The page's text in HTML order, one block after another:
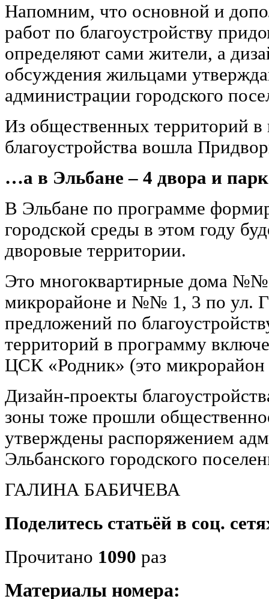
Напомним, что основной и
работ по благоустройству
определяют сами жители, а
обсуждения жильцами
администрации городского
Из общественных территорий
благоустройства вошла
…а в Эльбане – 4 двора и
В Эльбане по программе
городской среды в этом году
дворовые территории.
Это многоквартирные дома
микрорайоне и №№ 1, 3 по ул.
предложений по
территорий в программу
ЦСК «Родник» (это микрорайон
Дизайн-проекты
зоны тоже прошли
утверждены распоряжением
Эльбанского городского
ГАЛИНА БАБИЧЕВА
Поделитесь статьёй в соц.
Прочитано 1090 раз
Материалы номера: